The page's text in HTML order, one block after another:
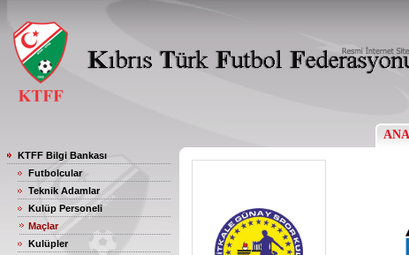
KTFF Bilgi Bankası
Futbolcular
Teknik Adamlar
Kulüp Personeli
Maçlar
Kulüpler